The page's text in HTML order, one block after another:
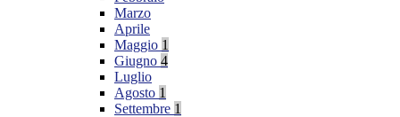
Marzo
Aprile
Maggio 1
Giugno 4
Luglio
Agosto 1
Settembre 1